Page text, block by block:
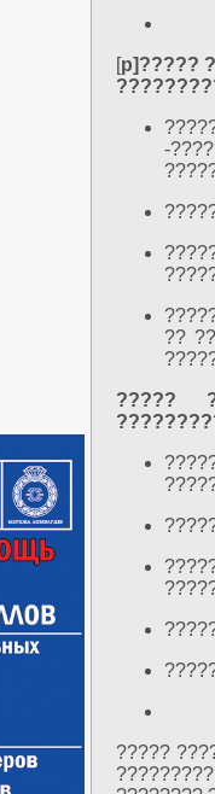
[p]?????
-
??
?????
?????